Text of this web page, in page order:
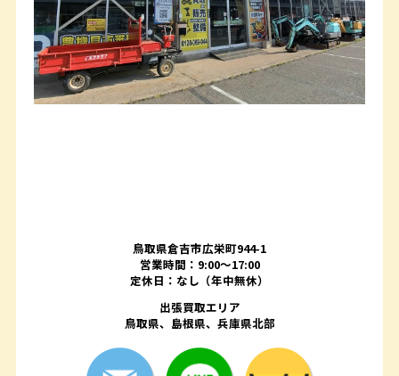
鳥取県倉吉市広栄町944-1
営業時間：9:00～17:00
定休日：なし（年中無休）
出張買取エリア
鳥取県、島根県、兵庫県北部